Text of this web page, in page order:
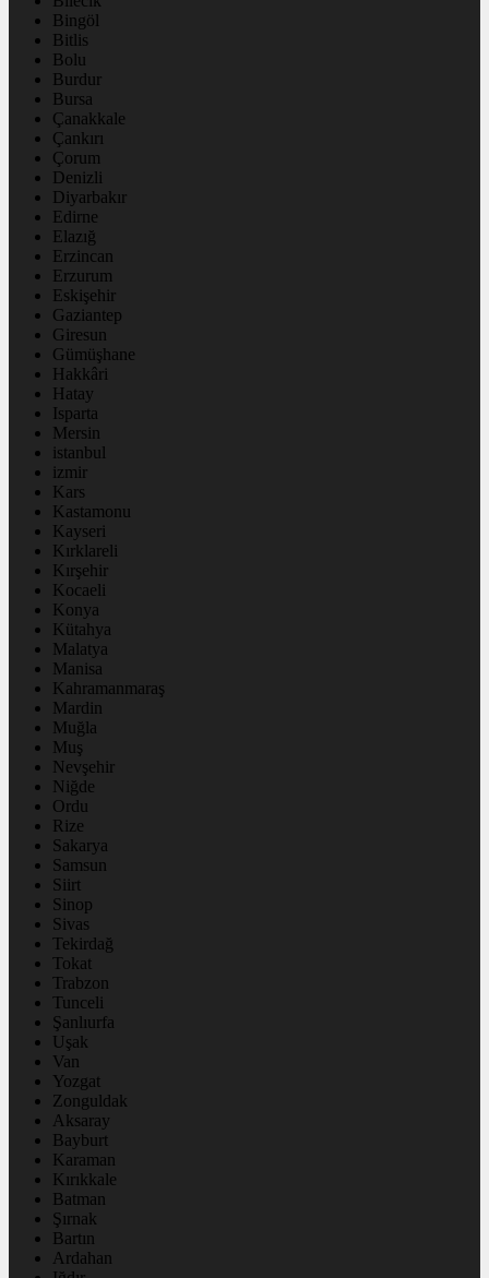
Bingöl
Bitlis
Bolu
Burdur
Bursa
Çanakkale
Çankırı
Çorum
Denizli
Diyarbakır
Edirne
Elazığ
Erzincan
Erzurum
Eskişehir
Gaziantep
Giresun
Gümüşhane
Hakkâri
Hatay
Isparta
Mersin
istanbul
izmir
Kars
Kastamonu
Kayseri
Kırklareli
Kırşehir
Kocaeli
Konya
Kütahya
Malatya
Manisa
Kahramanmaraş
Mardin
Muğla
Muş
Nevşehir
Niğde
Ordu
Rize
Sakarya
Samsun
Siirt
Sinop
Sivas
Tekirdağ
Tokat
Trabzon
Tunceli
Şanlıurfa
Uşak
Van
Yozgat
Zonguldak
Aksaray
Bayburt
Karaman
Kırıkkale
Batman
Şırnak
Bartın
Ardahan